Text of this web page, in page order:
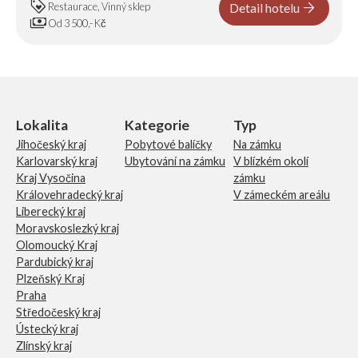
loyalty Restaurace, Vinný sklep
paymentsOd 3 500,- Kč
Detail hotelu arrow_forward
Lokalita
Jihočeský kraj
Karlovarský kraj
Kraj Vysočina
Královehradecký kraj
Liberecký kraj
Moravskoslezký kraj
Olomoucký Kraj
Pardubický kraj
Plzeňský Kraj
Praha
Středočeský kraj
Ústecký kraj
Zlínský kraj
Kategorie
Pobytové balíčky
Ubytování na zámku
Typ
Na zámku
V blízkém okolí
zámku
V zámeckém areálu